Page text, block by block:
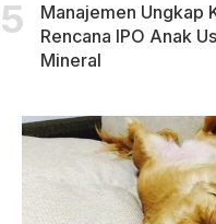
Manajemen Ungkap
Rencana IPO Anak
Mineral